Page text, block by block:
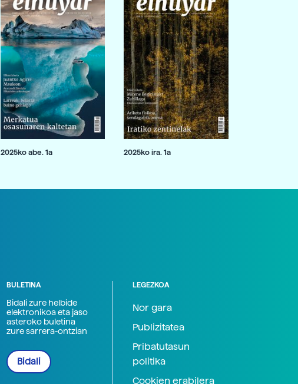
2025ko abe. 1a 2025ko ira. 1a
BULETINA
Bidali zure helbide
elektronikoa eta jaso
asteroko buletina
zure sarrera-ontzian
Bidali
LEGEZKOA
Nor gara
Publizitatea
Pribatutasun
politika
Cookien erabilera